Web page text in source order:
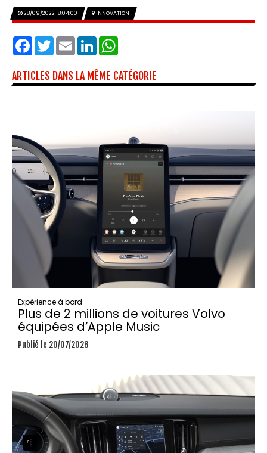
28/09/2022 18:04:00 INNOVATION
Facebook
TwitterEmailLinkedIn
ARTICLES DANS LA MÊME CATÉGORIE
Expérience à bord
Plus de 2 millions de voitures Volvo
équipées d’Apple Music
Publié le 20/07/2026